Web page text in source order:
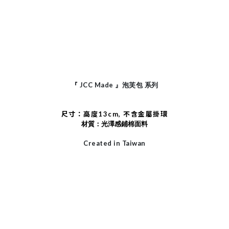
『 JCC Made 』泡芙包 系列
尺寸：高度13cm, 不含金屬掛環
材質：光澤感鋪棉面料
Created in Taiwan